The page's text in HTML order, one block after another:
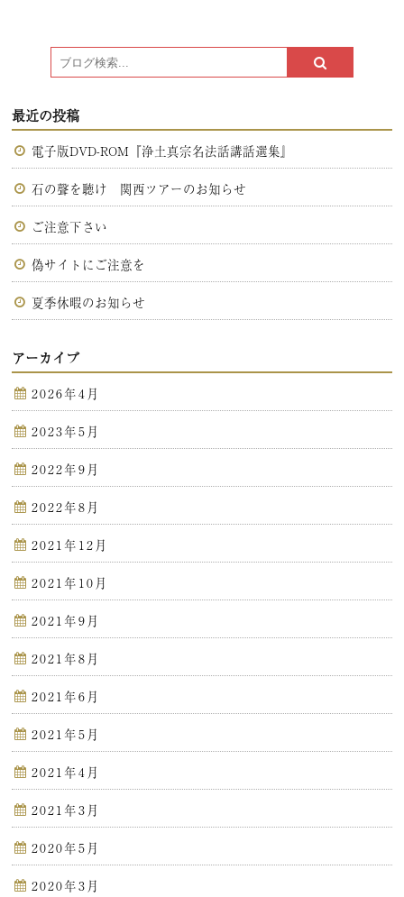
最近の投稿
電子版DVD-ROM『浄土真宗名法話講話選集』
石の聲を聴け 関西ツアーのお知らせ
ご注意下さい
偽サイトにご注意を
夏季休暇のお知らせ
アーカイブ
2026年4月
2023年5月
2022年9月
2022年8月
2021年12月
2021年10月
2021年9月
2021年8月
2021年6月
2021年5月
2021年4月
2021年3月
2020年5月
2020年3月